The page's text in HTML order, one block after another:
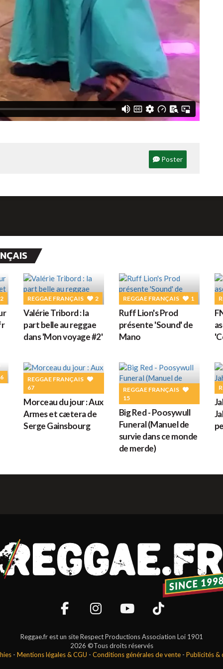
Poster
2 REGGAE FRANÇAIS 2
Valérie Tribord : la
part belle au reggae
dans 'Mon voyage #2'
REGGAE FRANÇAIS 1
Ruff Lion's Prod
présente 'Sound' de
Mano
6
REGGAE FRANÇAIS
67
Morceau du jour : Aux
Armes et cætera de
Serge Gainsbourg
REGGAE FRANÇAIS
15
Big Red - Poosywull
Funeral (Manuel de
survie dans ce monde
de merde)
Reggae.fr est un site Respect Productions Association Loi 1901
2026 ©Tous droits réservés
- Mentions légales & CGU - Conditions générales de vente- Publicités &